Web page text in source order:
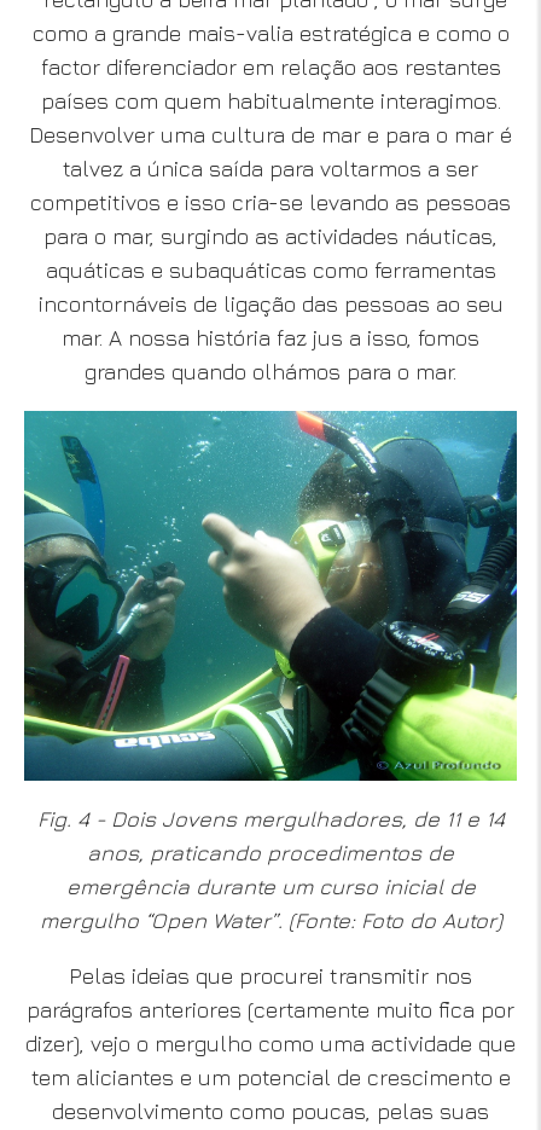
como a grande mais-valia estratégica e como o
factor diferenciador em relação aos restantes
países com quem habitualmente interagimos.
Desenvolver uma cultura de mar e para o mar é
talvez a única saída para voltarmos a ser
competitivos e isso cria-se levando as pessoas
para o mar, surgindo as actividades náuticas,
aquáticas e subaquáticas como ferramentas
incontornáveis de ligação das pessoas ao seu
mar. A nossa história faz jus a isso, fomos
grandes quando olhámos para o mar.
Fig. 4 - Dois Jovens mergulhadores, de 11 e 14
anos, praticando procedimentos de
emergência durante um curso inicial de
mergulho “Open Water”. (Fonte: Foto do Autor)
Pelas ideias que procurei transmitir nos
parágrafos anteriores (certamente muito fica por
dizer), vejo o mergulho como uma actividade que
tem aliciantes e um potencial de crescimento e
desenvolvimento como poucas, pelas suas